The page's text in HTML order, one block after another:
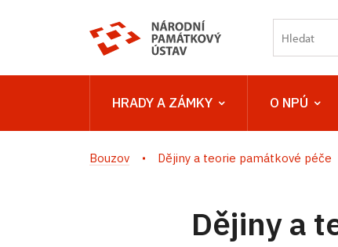
HRADY A ZÁMKY O NPÚ
Bouzov Dějiny a teorie památkové péče
Dějiny a